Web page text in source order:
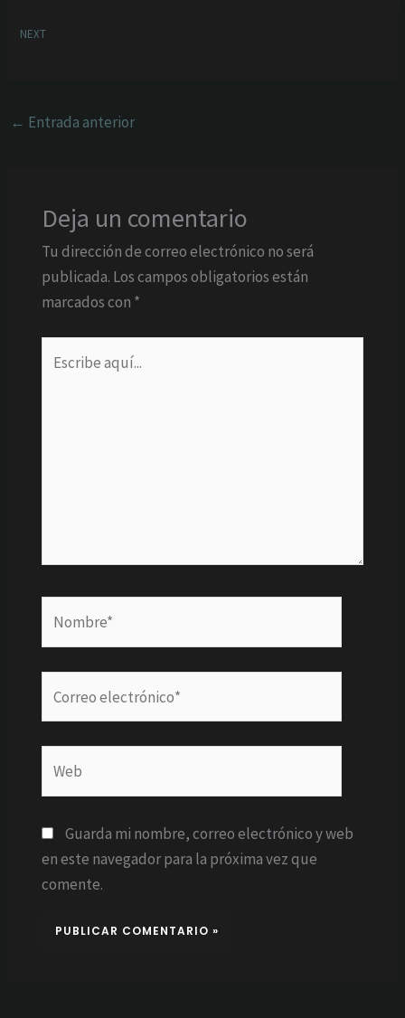
NEXT
← Entrada anterior
Deja un comentario
Tu dirección de correo electrónico no será
publicada. Los campos obligatorios están
marcados con *
aquí...
electrónico*
Guarda mi nombre, correo electrónico y web
en este navegador para la próxima vez que
comente.